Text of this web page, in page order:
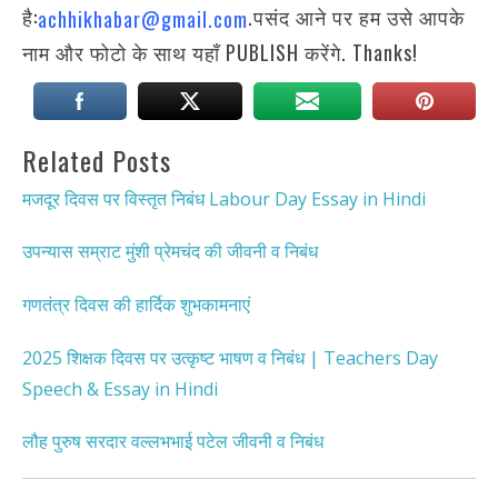
है:achhikhabar@gmail.com.पसंद आने पर हम उसे आपके
नाम और फोटो के साथ यहाँ PUBLISH करेंगे. Thanks!
Related Posts
मजदूर दिवस पर विस्तृत निबंध Labour Day Essay in Hindi
उपन्यास सम्राट मुंशी प्रेमचंद की जीवनी व निबंध
गणतंत्र दिवस की हार्दिक शुभकामनाएं
2025 शिक्षक दिवस पर उत्कृष्ट भाषण व निबंध | Teachers Day
Speech & Essay in Hindi
लौह पुरुष सरदार वल्लभभाई पटेल जीवनी व निबंध